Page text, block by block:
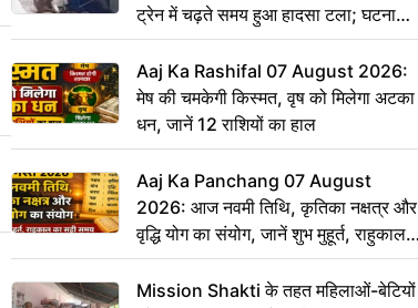
ट्रेन में चढ़ते समय हुआ हादसा टला; घटना
CCTV में कैद
Aaj Ka Rashifal 07 August 2026:
मेष की चमकेगी किस्मत, वृष को मिलेगा अटका
धन, जानें 12 राशियों का हाल
Aaj Ka Panchang 07 August
2026: आज नवमी तिथि, कृतिका नक्षत्र और
वृद्धि योग का संयोग, जानें शुभ मुहूर्त, राहुकाल
का सही समय
Mission Shakti के तहत महिलाओं-बेटियों